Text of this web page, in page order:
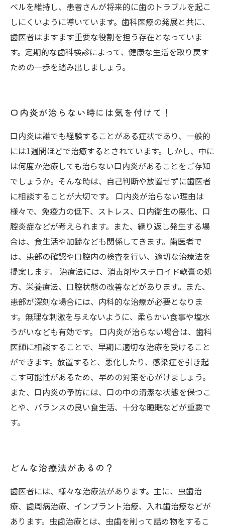
ベルを維持し、患者さんが将来的に歯のトラブルを起こ
しにくいように導いています。歯科医療の発展と共に、
歯医者はますます重要な役割を担う存在となっていま
す。定期的な歯科検診によって、健康な生活を取り戻す
ための一歩を踏み出しましょう。
口内炎が治らない時には気を付けて！
口内炎は誰でも経験することがある症状であり、一般的
には1週間ほどで治癒するとされています。しかし、中に
は何度か治療しても治らない口内炎があることをご存知
でしょうか。そんな時は、自己判断や放置せずに歯医者
に相談することが大切です。 口内炎が治らない理由は
様々で、免疫力の低下、ストレス、口内衛生の悪化、口
腔炎症などが考えられます。また、繰り返し発生する場
合は、食生活や加齢なども関係してきます。歯医者で
は、患部の確認や口腔内の検査を行い、適切な治療法を
提案します。 治療法には、消毒剤やステロイド軟膏の処
方、栄養療法、口腔状態の改善などがあります。また、
患部が深刻な場合には、内科的な治療が必要となりま
す。無理な刺激を与えないように、柔らかい食事や塩水
うがいなども有効です。 口内炎が治らない場合は、歯科
医師に相談することで、早期に適切な治療を受けること
ができます。放置すると、悪化したり、感染症を引き起
こす可能性があるため、早めの対策を心がけましょう。
また、口内炎の予防には、口の中の清潔な状態を保つこ
とや、バランスの良い食生活、十分な睡眠などが重要で
す。
どんな治療法があるの？
歯医者には、様々な治療法があります。主に、虫歯治
療、歯周病治療、インプラント治療、入れ歯治療などが
あります。虫歯治療とは、虫歯を削って詰め物をするこ